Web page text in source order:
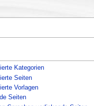
Kategorien
Seiten
Vorlagen
Seiten